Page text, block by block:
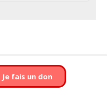
Je fais un don